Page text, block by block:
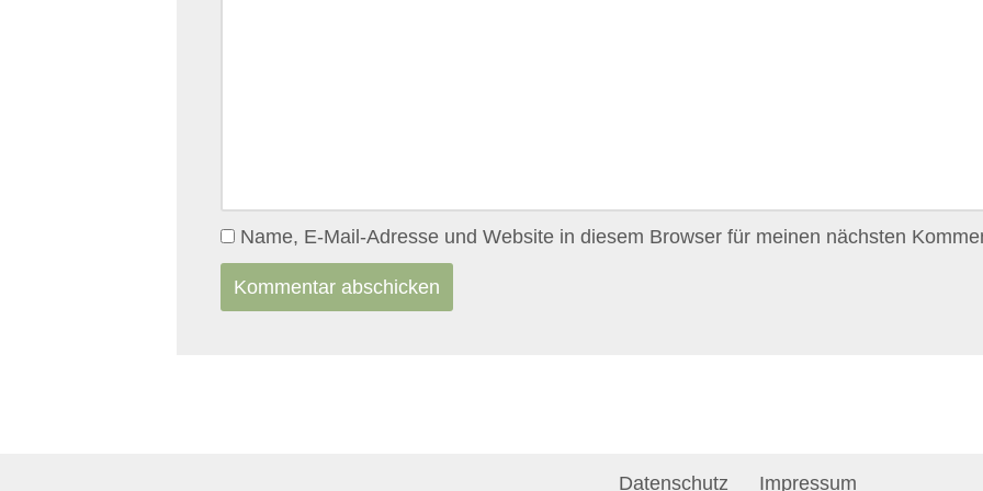
Name, E-Mail-Adresse und Website in diesem Browser für meinen nächsten
Datenschutz Impressum